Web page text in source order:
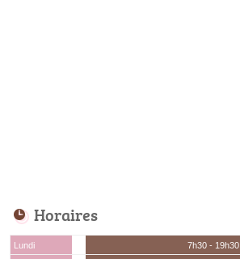
Horaires
Lundi
7h30 - 19h30